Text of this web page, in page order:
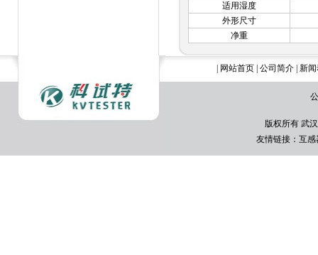
适用湿度
外形尺寸
净重
网站首页 公司简介 新
版权所有 武
友情链接： 互感